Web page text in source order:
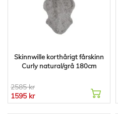
Skinnwille korthårigt fårskinn
Curly natural/grå 180cm
2585 kr
1595 kr